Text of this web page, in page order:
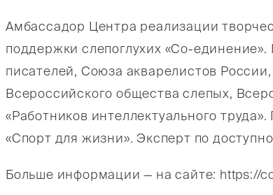
Амбассадор Центра реализации
поддержки слепоглухих «Со-
писателей, Союза акварелистов
Всероссийского общества слепых,
«Работников интеллектуального
«Спорт для жизни». Эксперт по
Больше информации — на сайте: https://